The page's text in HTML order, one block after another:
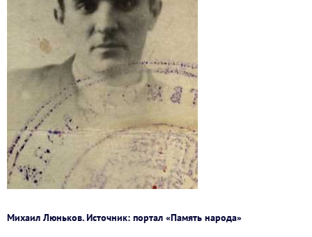
Михаил Люньков. Источник: портал «Память народа»